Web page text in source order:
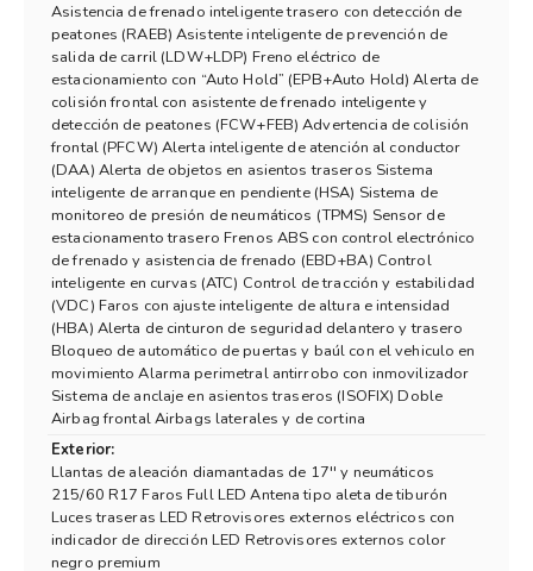
Asistencia de frenado inteligente trasero con detección de
peatones (RAEB) Asistente inteligente de prevención de
salida de carril (LDW+LDP) Freno eléctrico de
estacionamiento con “Auto Hold” (EPB+Auto Hold) Alerta de
colisión frontal con asistente de frenado inteligente y
detección de peatones (FCW+FEB) Advertencia de colisión
frontal (PFCW) Alerta inteligente de atención al conductor
(DAA) Alerta de objetos en asientos traseros Sistema
inteligente de arranque en pendiente (HSA) Sistema de
monitoreo de presión de neumáticos (TPMS) Sensor de
estacionamento trasero Frenos ABS con control electrónico
de frenado y asistencia de frenado (EBD+BA) Control
inteligente en curvas (ATC) Control de tracción y estabilidad
(VDC) Faros con ajuste inteligente de altura e intensidad
(HBA) Alerta de cinturon de seguridad delantero y trasero
Bloqueo de automático de puertas y baúl con el vehiculo en
movimiento Alarma perimetral antirrobo con inmovilizador
Sistema de anclaje en asientos traseros (ISOFIX) Doble
Airbag frontal Airbags laterales y de cortina
Exterior:
Llantas de aleación diamantadas de 17'' y neumáticos
215/60 R17 Faros Full LED Antena tipo aleta de tiburón
Luces traseras LED Retrovisores externos eléctricos con
indicador de dirección LED Retrovisores externos color
negro premium